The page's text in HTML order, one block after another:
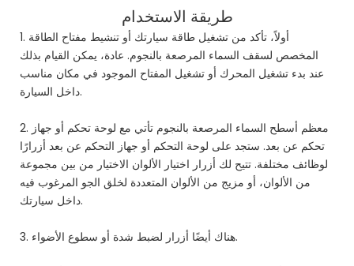
طريقة الاستخدام
1. أولاً، تأكد من تشغيل طاقة سيارتك أو تنشيط مفتاح الطاقة
المخصص لسقف السماء المرصعة بالنجوم. عادة، يمكن القيام بذلك
عند بدء تشغيل المحرك أو تشغيل المفتاح الموجود في مكان مناسب
داخل السيارة.
2. معظم أسطح السماء المرصعة بالنجوم تأتي مع لوحة تحكم أو جهاز
تحكم عن بعد. ستجد على لوحة التحكم أو جهاز التحكم عن بعد أزرارًا
لوظائف مختلفة. تتيح لك أزرار اختيار الألوان الاختيار من بين مجموعة
من الألوان، أو مزيج من الألوان المتعددة لخلق الجو المرغوب فيه
داخل سيارتك.
3. هناك أيضًا أزرار لضبط شدة أو سطوع الأضواء.